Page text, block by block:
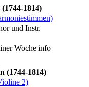
1814)
und Instr.
Woche info
(1744-1814)
2)